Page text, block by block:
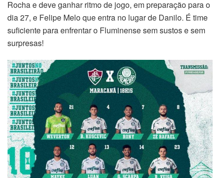
Rocha e deve ganhar ritmo de jogo, em preparação para o
dia 27, e Felipe Melo que entra no lugar de Danilo. É time
suficiente para enfrentar o Fluminense sem sustos e sem
surpresas!